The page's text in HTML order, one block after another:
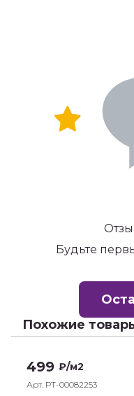
Будьте
Похожие
499 ₽/м2
Арт. РТ-00082253